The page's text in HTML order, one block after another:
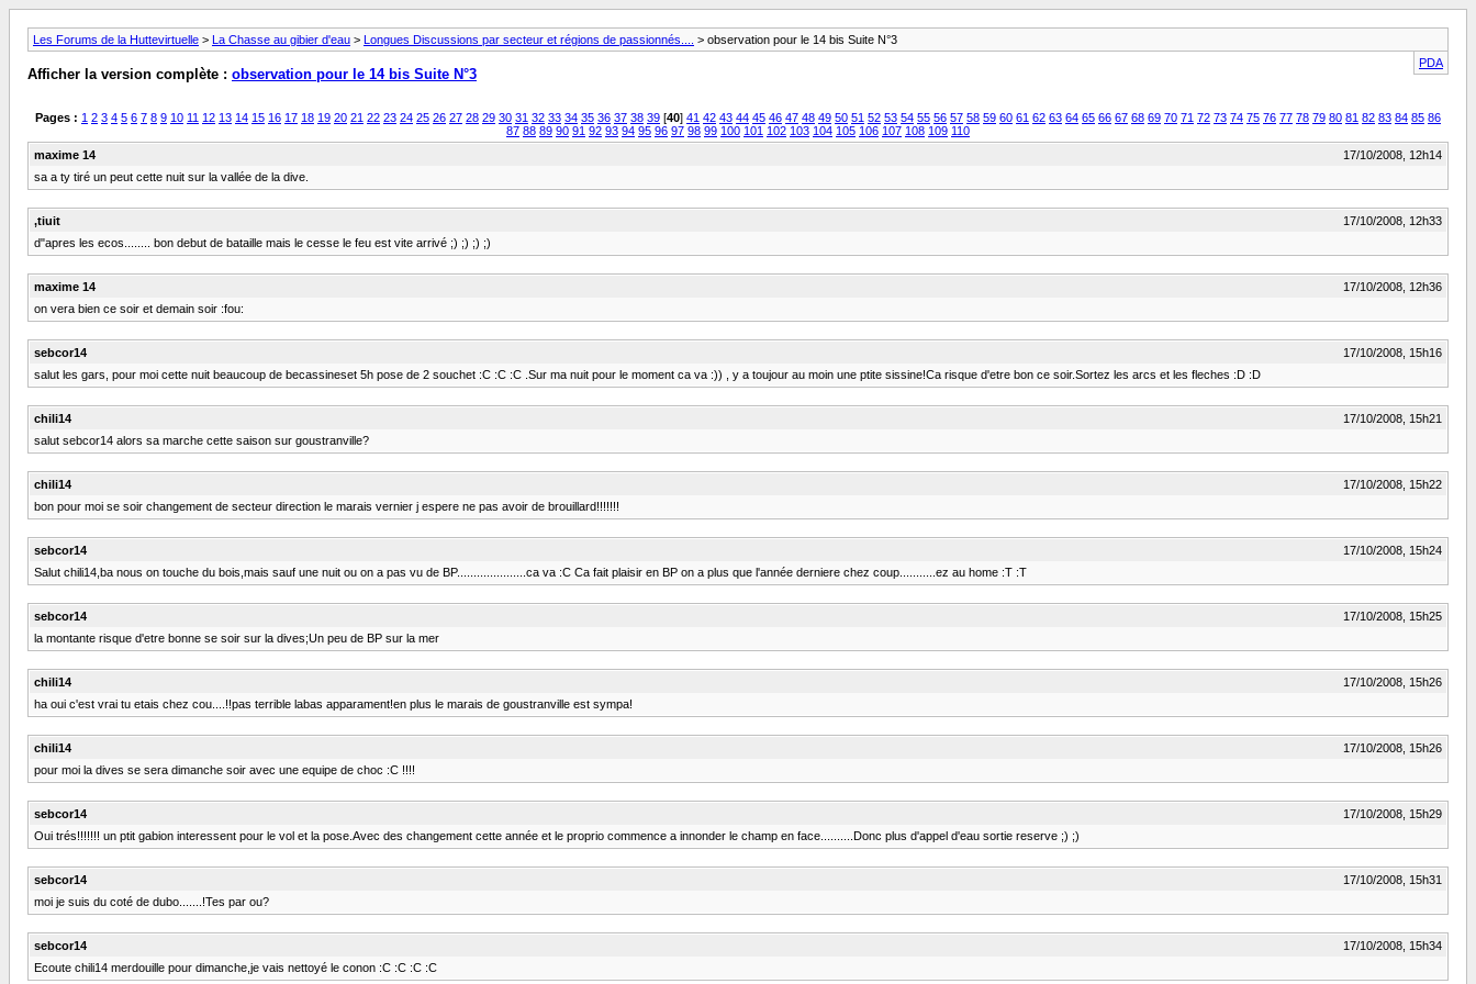
Les Forums de la Huttevirtuelle > La Chasse au gibier d'eau > Longues Discussions par secteur et régions de passionnés....
> observation pour le 14 bis Suite N°3
PDA
Afficher la version complète : observation pour le 14 bis Suite N°3
Pages : 1 2 3 4 5 6 7 8 9 10 11 12 13 14 15 16 17 18 19 20 21 22 23 24 25 26 27 28 29 30 31 32 33 34 35 36 37 38 39 [40] 41 42 43 44 45 46 47 48 49 50 51 52 53 54 55 56 57 58 59 60 61 62 63 64 65 66 67 68 69 70 71 72 73 74 75 76 77 78 79 80 81 82 83 84 85 86
87 88 89 90 91 92 93 94 95 96 97 98 99 100 101 102 103 104 105 106 107 108 109 110
maxime 14
17/10/2008, 12h14
sa a ty tiré un peut cette nuit sur la vallée de la dive.
,tiuit
17/10/2008, 12h33
d"apres les ecos........ bon debut de bataille mais le cesse le feu est vite arrivé ;) ;) ;) ;)
maxime 14
17/10/2008, 12h36
on vera bien ce soir et demain soir :fou:
sebcor14
17/10/2008, 15h16
salut les gars, pour moi cette nuit beaucoup de becassineset 5h pose de 2 souchet :C :C :C .Sur ma nuit pour le moment ca va :)) , y a toujour au moin une ptite sissine!Ca risque d'etre bon ce soir.Sortez les arcs et les fleches :D :D
chili14
17/10/2008, 15h21
salut sebcor14 alors sa marche cette saison sur goustranville?
chili14
17/10/2008, 15h22
bon pour moi se soir changement de secteur direction le marais vernier j espere ne pas avoir de brouillard!!!!!!!
sebcor14
17/10/2008, 15h24
Salut chili14,ba nous on touche du bois,mais sauf une nuit ou on a pas vu de BP.....................ca va :C Ca fait plaisir en BP on a plus que l'année derniere chez coup...........ez au home :T :T
sebcor14
17/10/2008, 15h25
la montante risque d'etre bonne se soir sur la dives;Un peu de BP sur la mer
chili14
17/10/2008, 15h26
ha oui c'est vrai tu etais chez cou....!!pas terrible labas apparament!en plus le marais de goustranville est sympa!
chili14
17/10/2008, 15h26
pour moi la dives se sera dimanche soir avec une equipe de choc :C !!!!
sebcor14
17/10/2008, 15h29
Oui trés!!!!!!! un ptit gabion interessent pour le vol et la pose.Avec des changement cette année et le proprio commence a innonder le champ en face..........Donc plus d'appel d'eau sortie reserve ;) ;)
sebcor14
17/10/2008, 15h31
moi je suis du coté de dubo.......!Tes par ou?
sebcor14
17/10/2008, 15h34
Ecoute chili14 merdouille pour dimanche,je vais nettoyé le conon :C :C :C :C